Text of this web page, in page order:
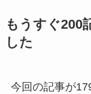
もうすぐ200
した
今回の記事が